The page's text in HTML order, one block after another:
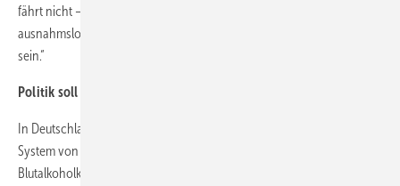
fährt nicht – und wer fährt, trinkt nicht. Diese einfache Regel muss
ausnahmslos im Bewusstsein aller Verkehrsteilnehmenden verankert
sein.“
Politik soll absolutes Alkoholverbot einführen
In Deutschland gilt für Kraftfahrzeugführende derzeit ein abgestuftes
System von Promillegrenzen zwischen 0,3 und 1,1 Promille. Je nach
Blutalkoholkonzentration sowie zusätzlichen alkoholbedingten